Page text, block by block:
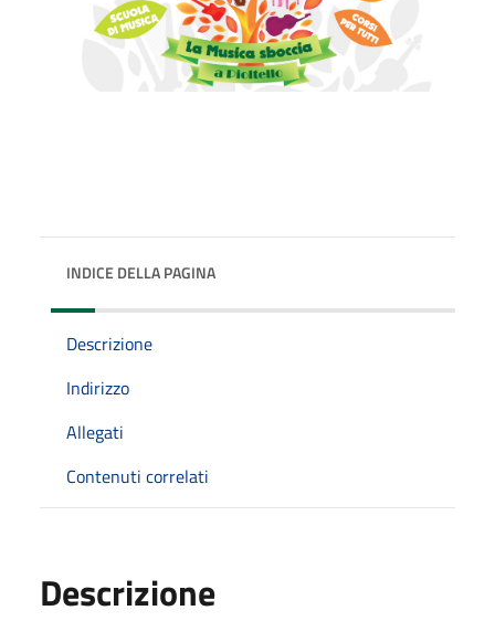
INDICE DELLA PAGINA
Descrizione
Indirizzo
Allegati
Contenuti correlati
Descrizione